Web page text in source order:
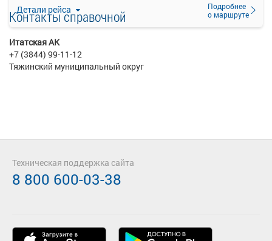
Детали рейса
Подробнее
о маршруте
Контакты справочной
Итатская АК
+7 (3844) 99-11-12
Тяжинский муниципальный округ
Техническая поддержка сайта
8 800 600-03-38